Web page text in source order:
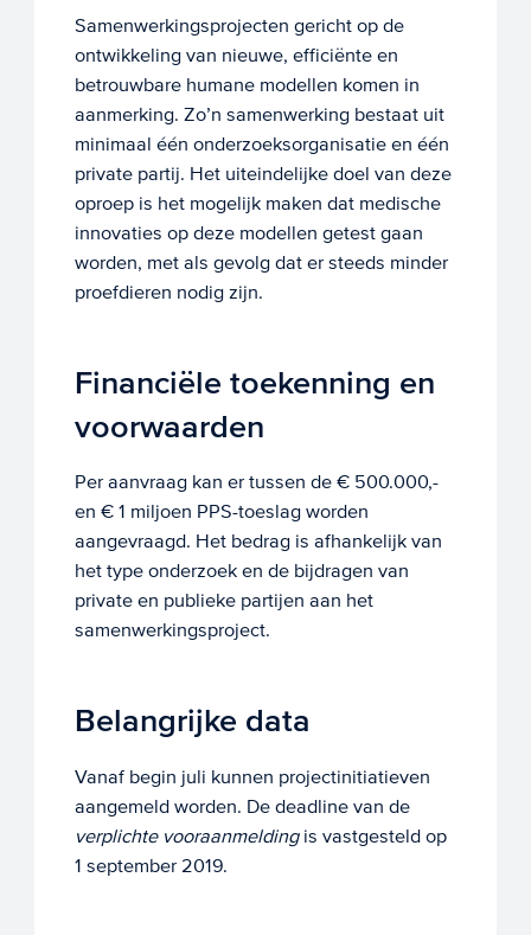
Samenwerkingsprojecten gericht op de
ontwikkeling van nieuwe, efficiënte en
betrouwbare humane modellen komen in
aanmerking. Zo’n samenwerking bestaat uit
minimaal één onderzoeksorganisatie en één
private partij. Het uiteindelijke doel van deze
oproep is het mogelijk maken dat medische
innovaties op deze modellen getest gaan
worden, met als gevolg dat er steeds minder
proefdieren nodig zijn.
Financiële toekenning en
voorwaarden
Per aanvraag kan er tussen de € 500.000,-
en € 1 miljoen PPS-toeslag worden
aangevraagd. Het bedrag is afhankelijk van
het type onderzoek en de bijdragen van
private en publieke partijen aan het
samenwerkingsproject.
Belangrijke data
Vanaf begin juli kunnen projectinitiatieven
aangemeld worden. De deadline van de
verplichte vooraanmeldingis vastgesteld op
1 september 2019.